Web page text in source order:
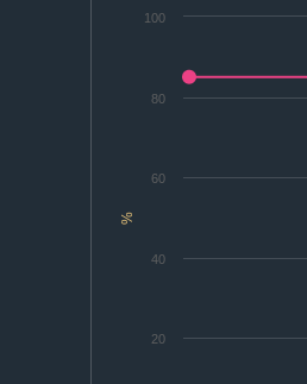
%
20
40
60
80
100